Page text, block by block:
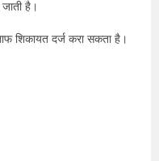
जाती है।
शिकायत दर्ज करा सकता है।